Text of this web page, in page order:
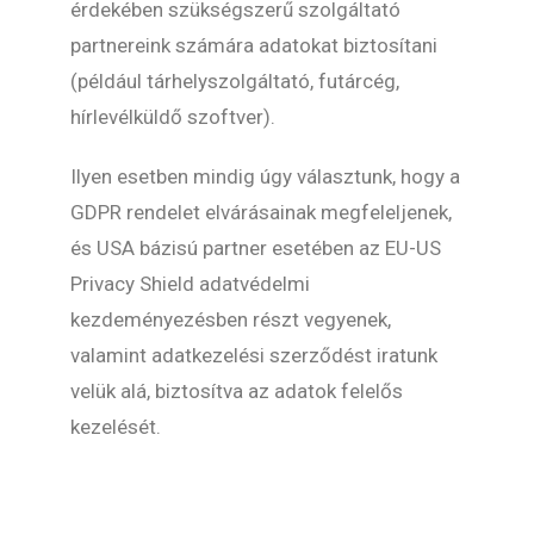
érdekében szükségszerű szolgáltató
partnereink számára adatokat biztosítani
(például tárhelyszolgáltató, futárcég,
hírlevélküldő szoftver).
Ilyen esetben mindig úgy választunk, hogy a
GDPR rendelet elvárásainak megfeleljenek,
és USA bázisú partner esetében az EU-US
Privacy Shield adatvédelmi
kezdeményezésben részt vegyenek,
valamint adatkezelési szerződést iratunk
velük alá, biztosítva az adatok felelős
kezelését.